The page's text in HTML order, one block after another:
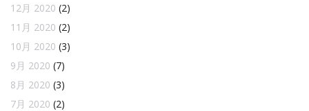
12月 2020 (2)
11月 2020 (2)
10月 2020 (3)
9月 2020 (7)
8月 2020 (3)
7月 2020 (2)